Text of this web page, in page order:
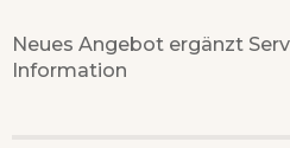
Neues Angebot ergänzt
Information